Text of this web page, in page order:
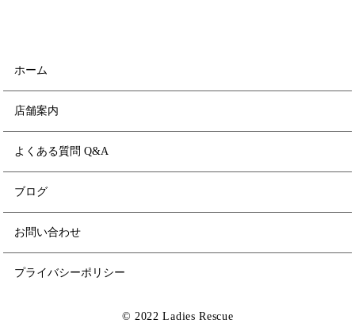
ホーム
店舗案内
よくある質問 Q&A
ブログ
お問い合わせ
プライバシーポリシー
© 2022 Ladies Rescue